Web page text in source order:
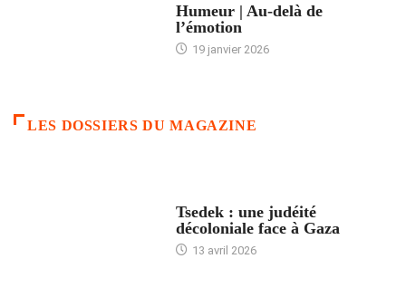
Humeur | Au-delà de
l’émotion
19 janvier 2026
LES DOSSIERS DU MAGAZINE
Tsedek : une judéité
décoloniale face à Gaza
13 avril 2026